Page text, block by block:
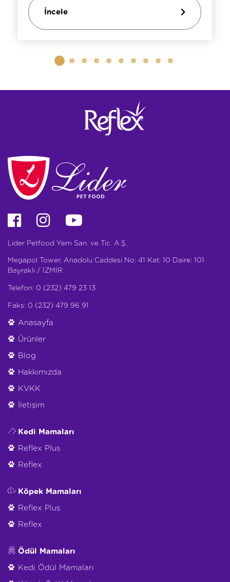
İncele
Lider Petfood Yem San. ve Tic. A.Ş.
Megapol Tower, Anadolu Caddesi No: 41 Kat: 10 Daire: 101
Bayraklı / İZMİR
Telefon: 0 (232) 479 23 13
Faks: 0 (232) 479 96 91
Anasayfa
Ürünler
Blog
Hakkımızda
KVKK
İletişim
Kedi Mamaları
Reflex Plus
Reflex
Köpek Mamaları
Reflex Plus
Reflex
Ödül Mamaları
Kedi Ödül Mamaları